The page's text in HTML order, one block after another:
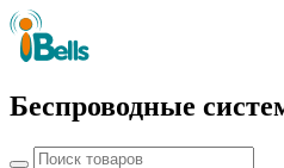
Беспроводные